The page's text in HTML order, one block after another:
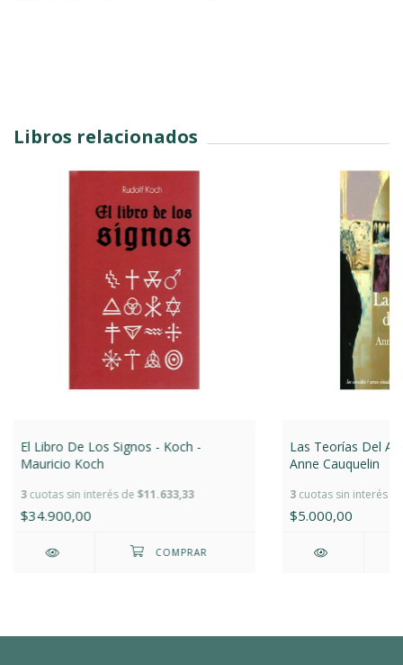
Libros relacionados
El Libro De Los Signos - Koch -
Mauricio Koch
3cuotas sin interés de $11.633,33
$34.900,00
Las Teorías Del
Anne Cauquelin
3cuotas sin interés
$5.000,00